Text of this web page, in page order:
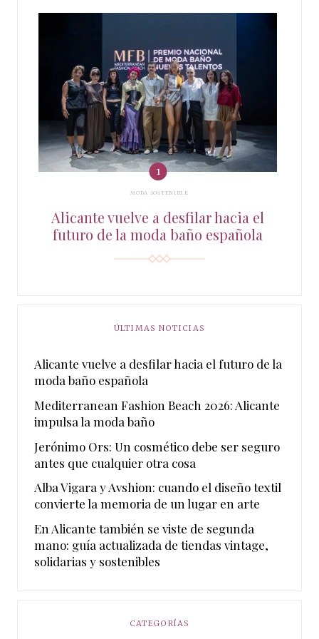
MODA SOSTENIBLE
Alicante vuelve a desfilar hacia el
futuro de la moda baño española
ÚLTIMAS NOTICIAS
Alicante vuelve a desfilar hacia el futuro de la
moda baño española
Mediterranean Fashion Beach 2026: Alicante
impulsa la moda baño
Jerónimo Ors: Un cosmético debe ser seguro
antes que cualquier otra cosa
Alba Vigara y Avshion: cuando el diseño textil
convierte la memoria de un lugar en arte
En Alicante también se viste de segunda
mano: guía actualizada de tiendas vintage,
solidarias y sostenibles
CATEGORÍAS